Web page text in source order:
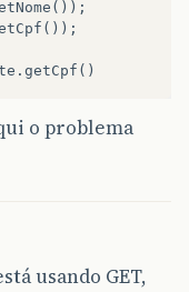
o problema
usando GET,